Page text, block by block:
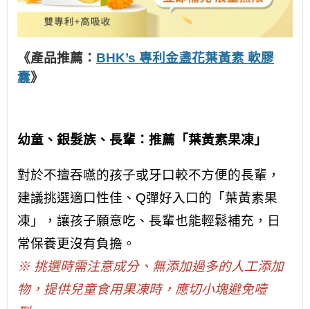
《產品推薦： BHK’s 專利 金盞花葉黃素 軟膠
囊》
幼童、 銀髮族、長輩 ：推薦「葉黃素果凍」
對於不擅吞嚥的孩子或牙口較不方便的長輩，
建議挑選適口性佳、Q彈好入口的「葉黃素果
凍」，讓孩子願意吃、長輩也能輕鬆補充，日
常保養更沒有負擔。
※ 挑選時需注意成分、無添加過多的人工添加
物，提供兒童食用果凍時，應切小塊避免噎